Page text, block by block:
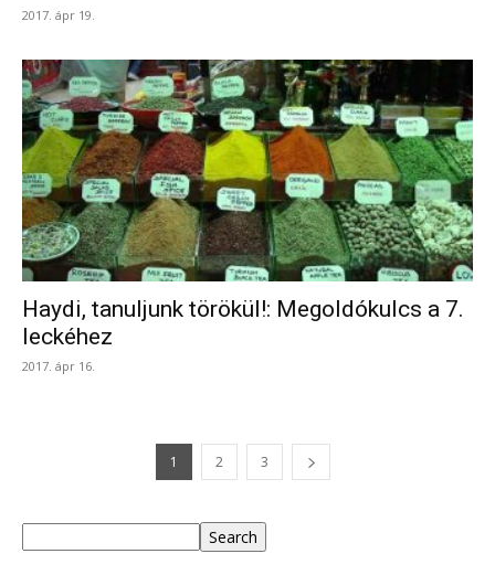
2017. ápr 19.
Haydi, tanuljunk törökül!: Megoldókulcs a 7.
leckéhez
2017. ápr 16.
1 2 3
Search